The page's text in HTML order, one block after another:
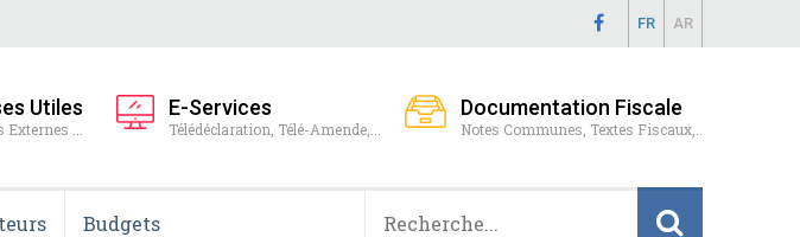
FR AR
Utiles
...
E-Services
Télédéclaration, Télé-Amende,...
Documentation Fiscale
Notes Communes, Textes Fiscaux,..
Budgets